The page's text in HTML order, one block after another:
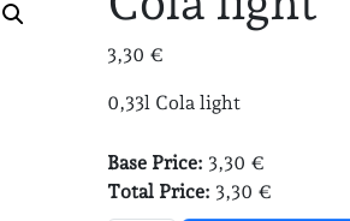
3,30 €
0,33l Cola light
Base Price: 3,30 €
Total Price: 3,30 €